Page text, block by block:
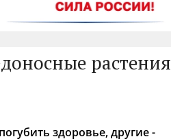
растения
здоровье, другие -